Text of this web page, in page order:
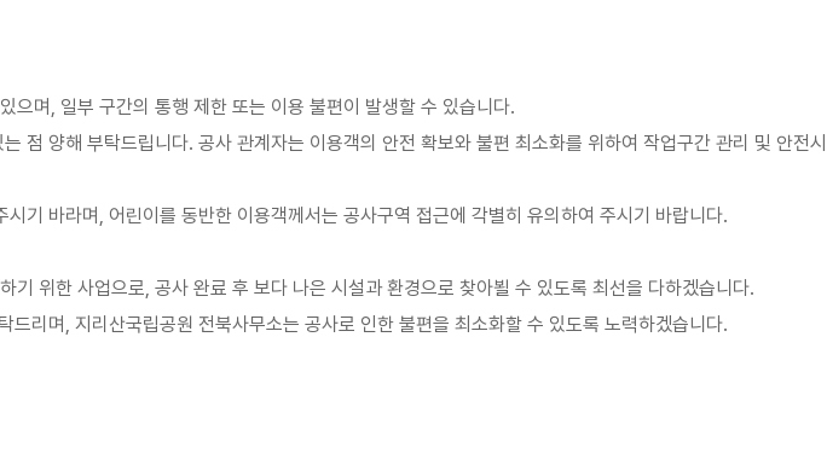
으며, 일부 구간의 통행 제한 또는 이용 불편이 발생할 수 있습니다.
점 양해 부탁드립니다. 공사 관계자는 이용객의 안전 확보와 불편 최소화를 위하여 작업구간 관리 및 안전
기 바라며, 어린이를 동반한 이용객께서는 공사구역 접근에 각별히 유의하여 주시기 바랍니다.
위한 사업으로, 공사 완료 후 보다 나은 시설과 환경으로 찾아뵐 수 있도록 최선을 다하겠습니다.
리며, 지리산국립공원 전북사무소는 공사로 인한 불편을 최소화할 수 있도록 노력하겠습니다.